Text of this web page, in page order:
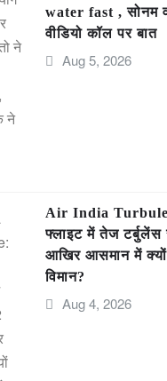
water fast , सोनम
वीडियो कॉल पर बात
Aug 5, 2026
Air India
फ्लाइट में तेज
आखिर आसमान में
विमान?
Aug 4, 2026